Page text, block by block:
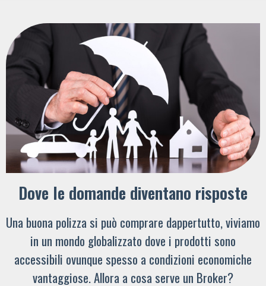
Dove le domande diventano risposte
Una buona polizza si può comprare dappertutto, viviamo
in un mondo globalizzato dove i prodotti sono
accessibili ovunque spesso a condizioni economiche
vantaggiose. Allora a cosa serve un Broker?